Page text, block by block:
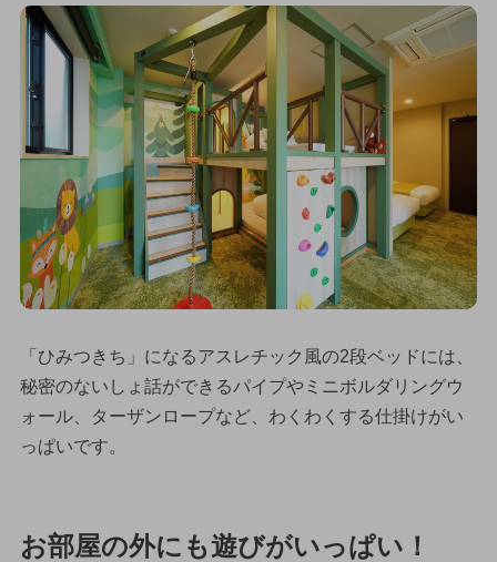
「ひみつきち」になるアスレチック風の2段ベッドには、
秘密のないしょ話ができるパイプやミニボルダリングウ
ォール、ターザンロープなど、わくわくする仕掛けがい
っぱいです。
お部屋の外にも遊びがいっぱい！